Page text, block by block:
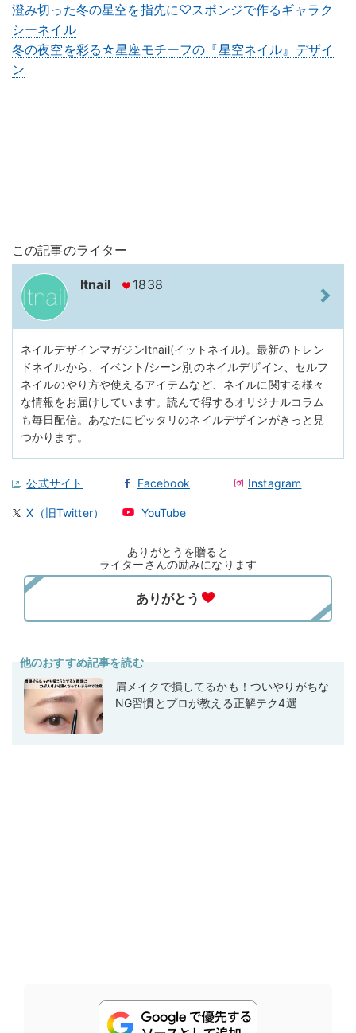
澄み切った冬の星空を指先に♡スポンジで作るギャラク
シーネイル
冬の夜空を彩る☆星座モチーフの『星空ネイル』デザイ
ン
この記事のライター
Itnail 1838
ネイルデザインマガジンItnail(イットネイル)。最新のトレン
ドネイルから、イベント/シーン別のネイルデザイン、セルフ
ネイルのやり方や使えるアイテムなど、ネイルに関する様々
な情報をお届けしています。読んで得するオリジナルコラム
も毎日配信。あなたにピッタリのネイルデザインがきっと見
つかります。
公式サイト Facebook Instagram
X（旧Twitter） YouTube
ありがとうを贈ると
ライターさんの励みになります
他のおすすめ記事を読む
眉メイクで損してるかも！ついやりがちな
NG習慣とプロが教える正解テク4選